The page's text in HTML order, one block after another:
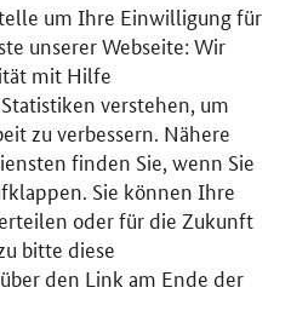
um Ihre Einwilligung für
unserer Webseite: Wir
mit Hilfe
verstehen, um
zu verbessern. Nähere
finden Sie, wenn Sie
Sie können Ihre
oder für die Zukunft
bitte diese
den Link am Ende der